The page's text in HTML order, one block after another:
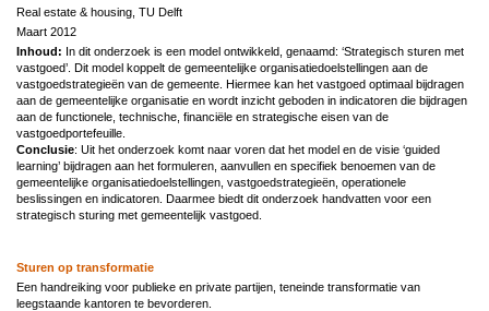
Real estate & housing, TU Delft
Maart 2012
Inhoud: In dit onderzoek is een model ontwikkeld, genaamd: ‘Strategisch sturen met
vastgoed’. Dit model koppelt de gemeentelijke organisatiedoelstellingen aan de
vastgoedstrategieën van de gemeente. Hiermee kan het vastgoed optimaal bijdragen
aan de gemeentelijke organisatie en wordt inzicht geboden in indicatoren die bijdragen
aan de functionele, technische, financiële en strategische eisen van de
vastgoedportefeuille.
Conclusie: Uit het onderzoek komt naar voren dat het model en de visie ‘guided
learning’ bijdragen aan het formuleren, aanvullen en specifiek benoemen van de
gemeentelijke organisatiedoelstellingen, vastgoedstrategieën, operationele
beslissingen en indicatoren. Daarmee biedt dit onderzoek handvatten voor een
strategisch sturing met gemeentelijk vastgoed.
Sturen op transformatie
Een handreiking voor publieke en private partijen, teneinde transformatie van
leegstaande kantoren te bevorderen.